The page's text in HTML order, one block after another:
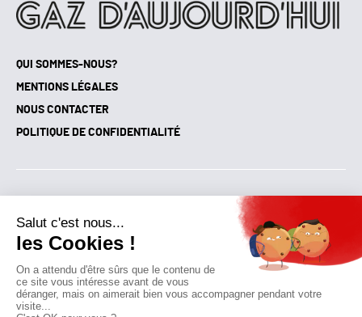
QUI SOMMES-NOUS?
MENTIONS LÉGALES
NOUS CONTACTER
POLITIQUE DE CONFIDENTIALITÉ